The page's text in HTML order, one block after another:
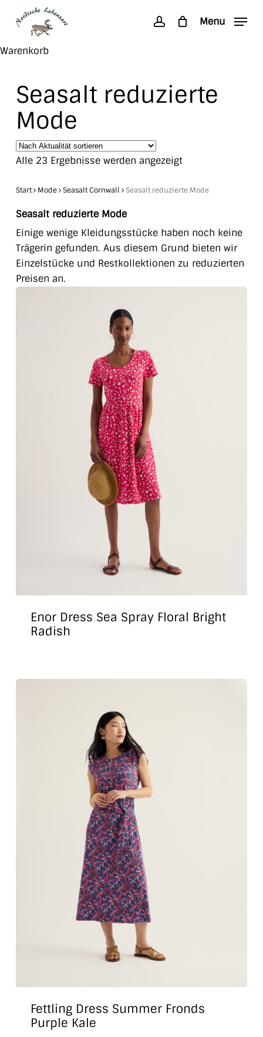
content
accountMenu
WarenkorbClose
Seasalt reduzierte
Mode
Alle 23 Ergebnisse werden angezeigtNach
sortiert
Start Mode Seasalt Cornwall Seasalt reduzierte Mode
Seasalt reduzierte Mode
Einige wenige Kleidungsstücke haben noch keine
Trägerin gefunden. Aus diesem Grund bieten wir
Einzelstücke und Restkollektionen zu reduzierten
Preisen an.
Enor Dress Sea Spray Floral Bright
Radish
Fettling Dress Summer Fronds
Purple Kale